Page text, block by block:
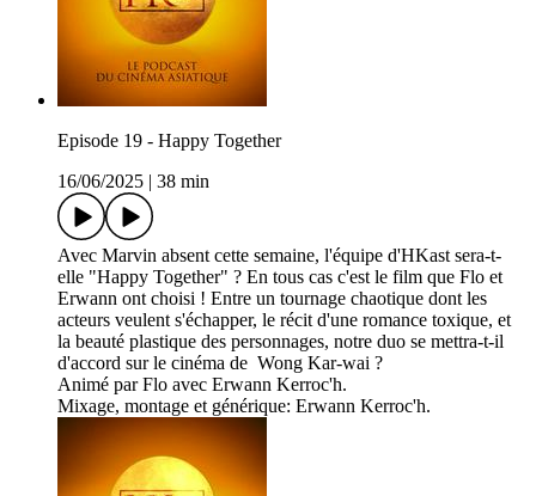
Episode 19 - Happy Together
16/06/2025
38 min
Avec Marvin absent cette semaine, l'équipe d'HKast sera-t-
elle "Happy Together" ? En tous cas c'est le film que Flo et
Erwann ont choisi ! Entre un tournage chaotique dont les
acteurs veulent s'échapper, le récit d'une romance toxique, et
la beauté plastique des personnages, notre duo se mettra-t-il
d'accord sur le cinéma de Wong Kar-wai ?
Animé par Flo avec Erwann Kerroc'h.
Mixage, montage et générique: Erwann Kerroc'h.